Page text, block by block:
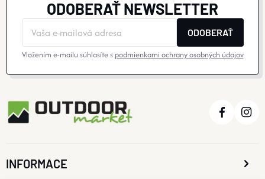
ODOBERAŤ NEWSLETTER
ODOBERAŤ
Vložením e-mailu súhlasíte s podmienkami ochrany osobných údajov
INFORMACE